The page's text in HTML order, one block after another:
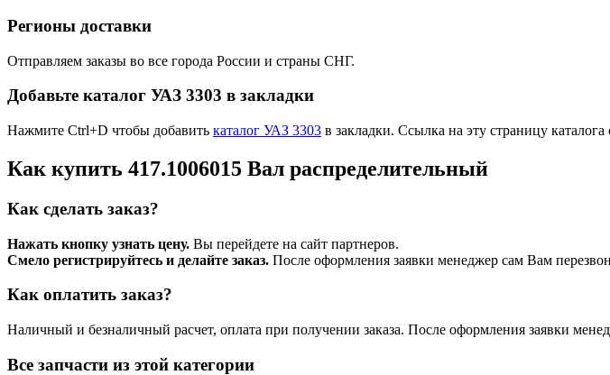
Регионы доставки
Отправляем заказы во все города России и страны СНГ.
Добавьте каталог УАЗ 3303 в закладки
Нажмите Ctrl+D чтобы добавить каталог УАЗ 3303 в закладки. Ссылка на эту страницу
Как купить 417.1006015 Вал распределительный
Как сделать заказ?
Нажать кнопку узнать цену. Вы перейдете на сайт партнеров.
Смело регистрируйтесь и делайте заказ. После оформления заявки менеджер сам Вам
Как оплатить заказ?
Наличный и безналичный расчет, оплата при получении заказа. После оформления заявки
Все запчасти из этой категории